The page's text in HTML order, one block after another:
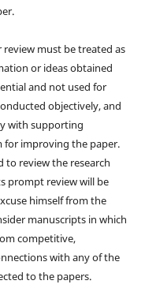
must be treated as
or ideas obtained
and not used for
objectively, and
with supporting
for improving the paper.
to review the research
prompt review will be
himself from the
manuscripts in which
competitive,
with any of the
to the papers.